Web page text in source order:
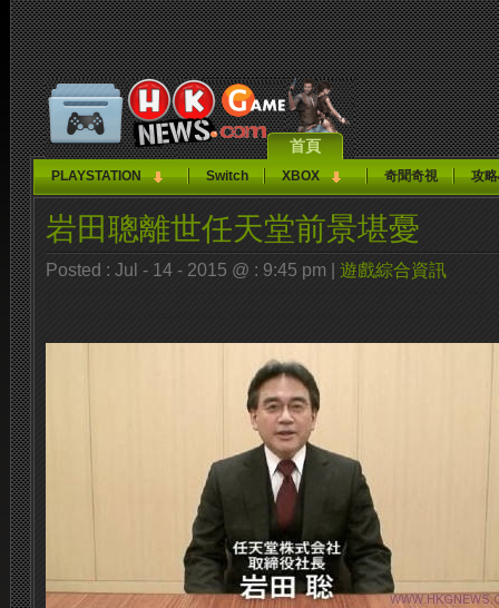
首頁
PLAYSTATION Switch XBOX 奇聞奇視 攻
岩田聰離世任天堂前景堪憂
Posted : Jul - 14 - 2015 @ : 9:45 pm | 遊戲綜合資訊